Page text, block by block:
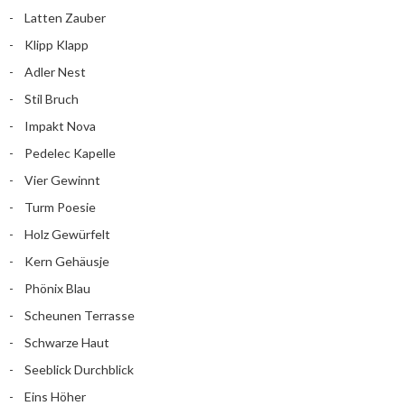
Latten Zauber
Klipp Klapp
Adler Nest
Stil Bruch
Impakt Nova
Pedelec Kapelle
Vier Gewinnt
Turm Poesie
Holz Gewürfelt
Kern Gehäusje
Phönix Blau
Scheunen Terrasse
Schwarze Haut
Seeblick Durchblick
Eins Höher